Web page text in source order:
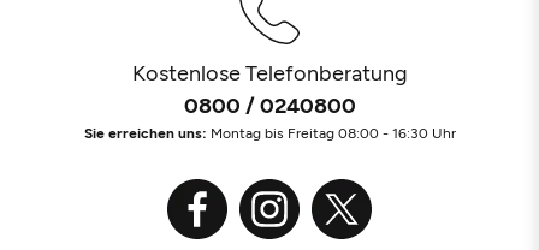
Kostenlose Telefonberatung
0800 / 0240800
Sie erreichen uns: Montag bis Freitag 08:00 - 16:30 Uhr